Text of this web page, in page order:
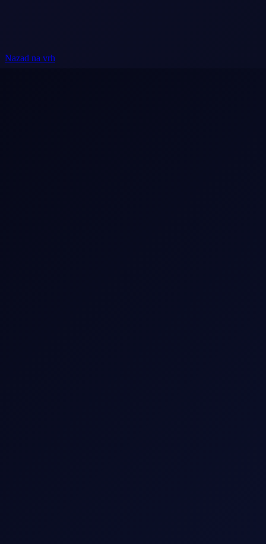
Nazad na vrh